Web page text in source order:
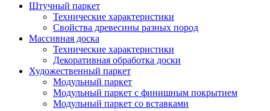
Штучный паркет
Технические характеристики
Свойства древесины разных пород
Массивная доска
Технические характеристики
Декоративная обработка доски
Художественный паркет
Модульный паркет
Модульный паркет с финишным покрытием
Модульный паркет со вставками